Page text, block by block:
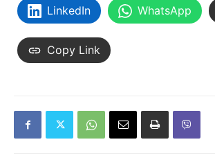
LinkedIn WhatsApp
Copy Link